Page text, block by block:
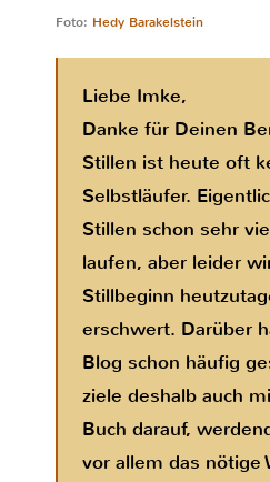
Foto: Hedy Barakelstein
Liebe Imke,
Danke für Deinen
Stillen ist heute oft
Selbstläufer.
Stillen schon sehr
laufen, aber leider
Stillbeginn
erschwert. Darüber
Blog schon häufig
ziele deshalb auch
Buch darauf,
vor allem das nötige